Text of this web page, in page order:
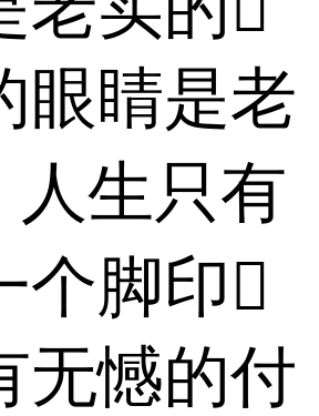
眼睛是老
人生只有
个脚印
无憾的付